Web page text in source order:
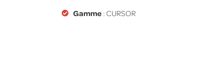
Gamme:CURSOR